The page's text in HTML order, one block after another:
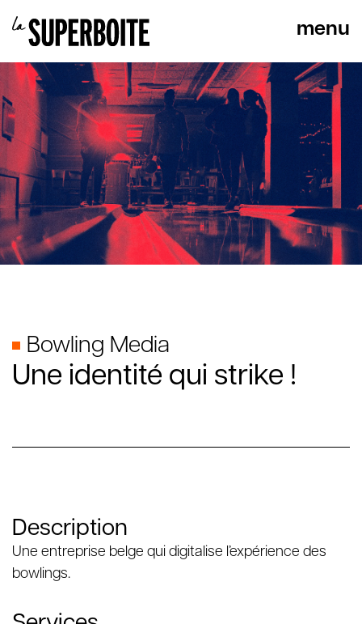
Bowling Media
Une identité qui strike !
Description
Une entreprise belge qui digitalise l’expérience des
bowlings.